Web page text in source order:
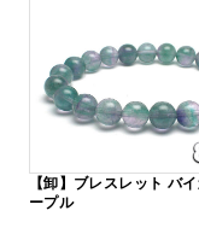
【卸】ブレスレット バ
ープル